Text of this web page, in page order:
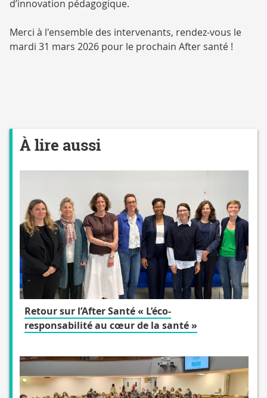
d’innovation pédagogique.
Merci à l'ensemble des intervenants, rendez-vous le
mardi 31 mars 2026 pour le prochain After santé !
À lire aussi
Retour sur l’After Santé « L’éco-
responsabilité au cœur de la santé »